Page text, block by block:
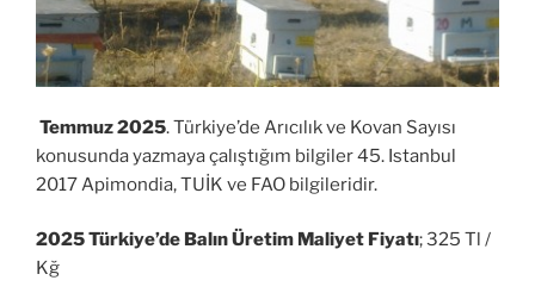
Temmuz 2025. Türkiye’de Arıcılık ve Kovan Sayısı
konusunda yazmaya çalıştığım bilgiler 45. Istanbul
2017 Apimondia, TUİK ve FAO bilgileridir.
2025 Türkiye’de Balın Üretim Maliyet Fiyatı; 325 Tl /
Kğ